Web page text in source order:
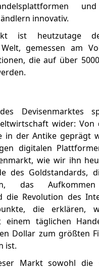
innovativ.
ist heutzutage
gemessen am
die auf über
Devisenmarktes
wider: Von
in der Antike geprägt
digitalen
wie wir ihn
des Goldstandards,
das
die Revolution des
die erklären,
einem täglichen
Dollar zum größten
ist.
Markt sowohl die